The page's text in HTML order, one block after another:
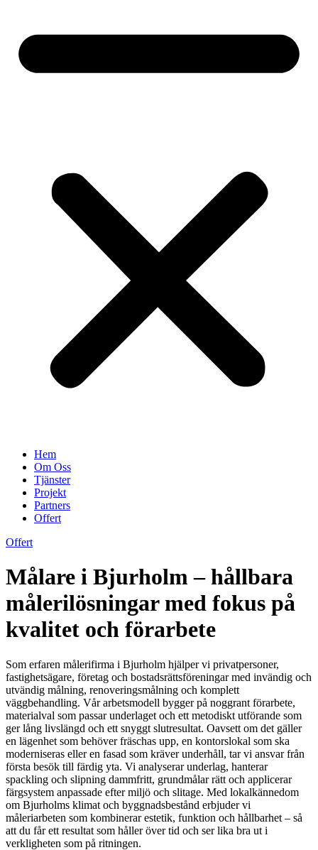
Hem
Om Oss
Tjänster
Projekt
Partners
Offert
Offert
Målare i Bjurholm – hållbara
målerilösningar med fokus på
kvalitet och förarbete
Som erfaren målerifirma i Bjurholm hjälper vi privatpersoner,
fastighetsägare, företag och bostadsrättsföreningar med invändig och
utvändig målning, renoveringsmålning och komplett
väggbehandling. Vår arbetsmodell bygger på noggrant förarbete,
materialval som passar underlaget och ett metodiskt utförande som
ger lång livslängd och ett snyggt slutresultat. Oavsett om det gäller
en lägenhet som behöver fräschas upp, en kontorslokal som ska
moderniseras eller en fasad som kräver underhåll, tar vi ansvar från
första besök till färdig yta. Vi analyserar underlag, hanterar
spackling och slipning dammfritt, grundmålar rätt och applicerar
färgsystem anpassade efter miljö och slitage. Med lokalkännedom
om Bjurholms klimat och byggnadsbestånd erbjuder vi
måleriarbeten som kombinerar estetik, funktion och hållbarhet – så
att du får ett resultat som håller över tid och ser lika bra ut i
verkligheten som på ritningen.